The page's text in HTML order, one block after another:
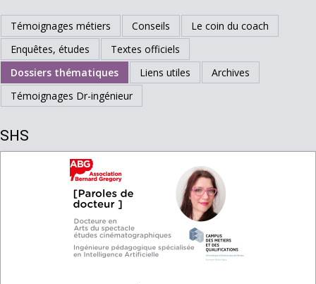
Témoignages métiers Conseils
Le coin du coach
Enquêtes, études
Textes officiels
Dossiers thématiques
Liens utiles
Archives
Témoignages Dr-ingénieur
SHS